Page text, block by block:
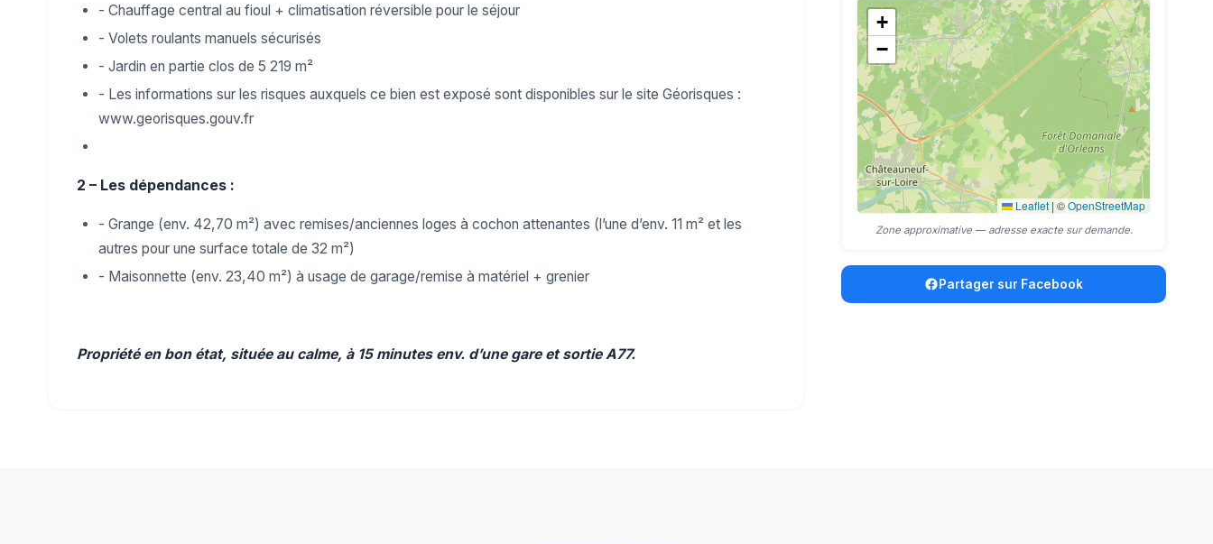
- Chauffage central au fioul + climatisation réversible pour le séjour
- Volets roulants manuels sécurisés
- Jardin en partie clos de 5 219 m²
- Les informations sur les risques auxquels ce bien est exposé sont disponibles sur le site Géorisques :
www.georisques.gouv.fr
2 – Les dépendances :
- Grange (env. 42,70 m²) avec remises/anciennes loges à cochon attenantes (l’une d’env. 11 m² et les
autres pour une surface totale de 32 m²)
- Maisonnette (env. 23,40 m²) à usage de garage/remise à matériel + grenier
Propriété en bon état, située au calme, à 15 minutes env. d’une gare et sortie A77.
+
−
Leaflet | ©OpenStreetMap
Zone approximative — adresse exacte sur demande.
Partager sur Facebook